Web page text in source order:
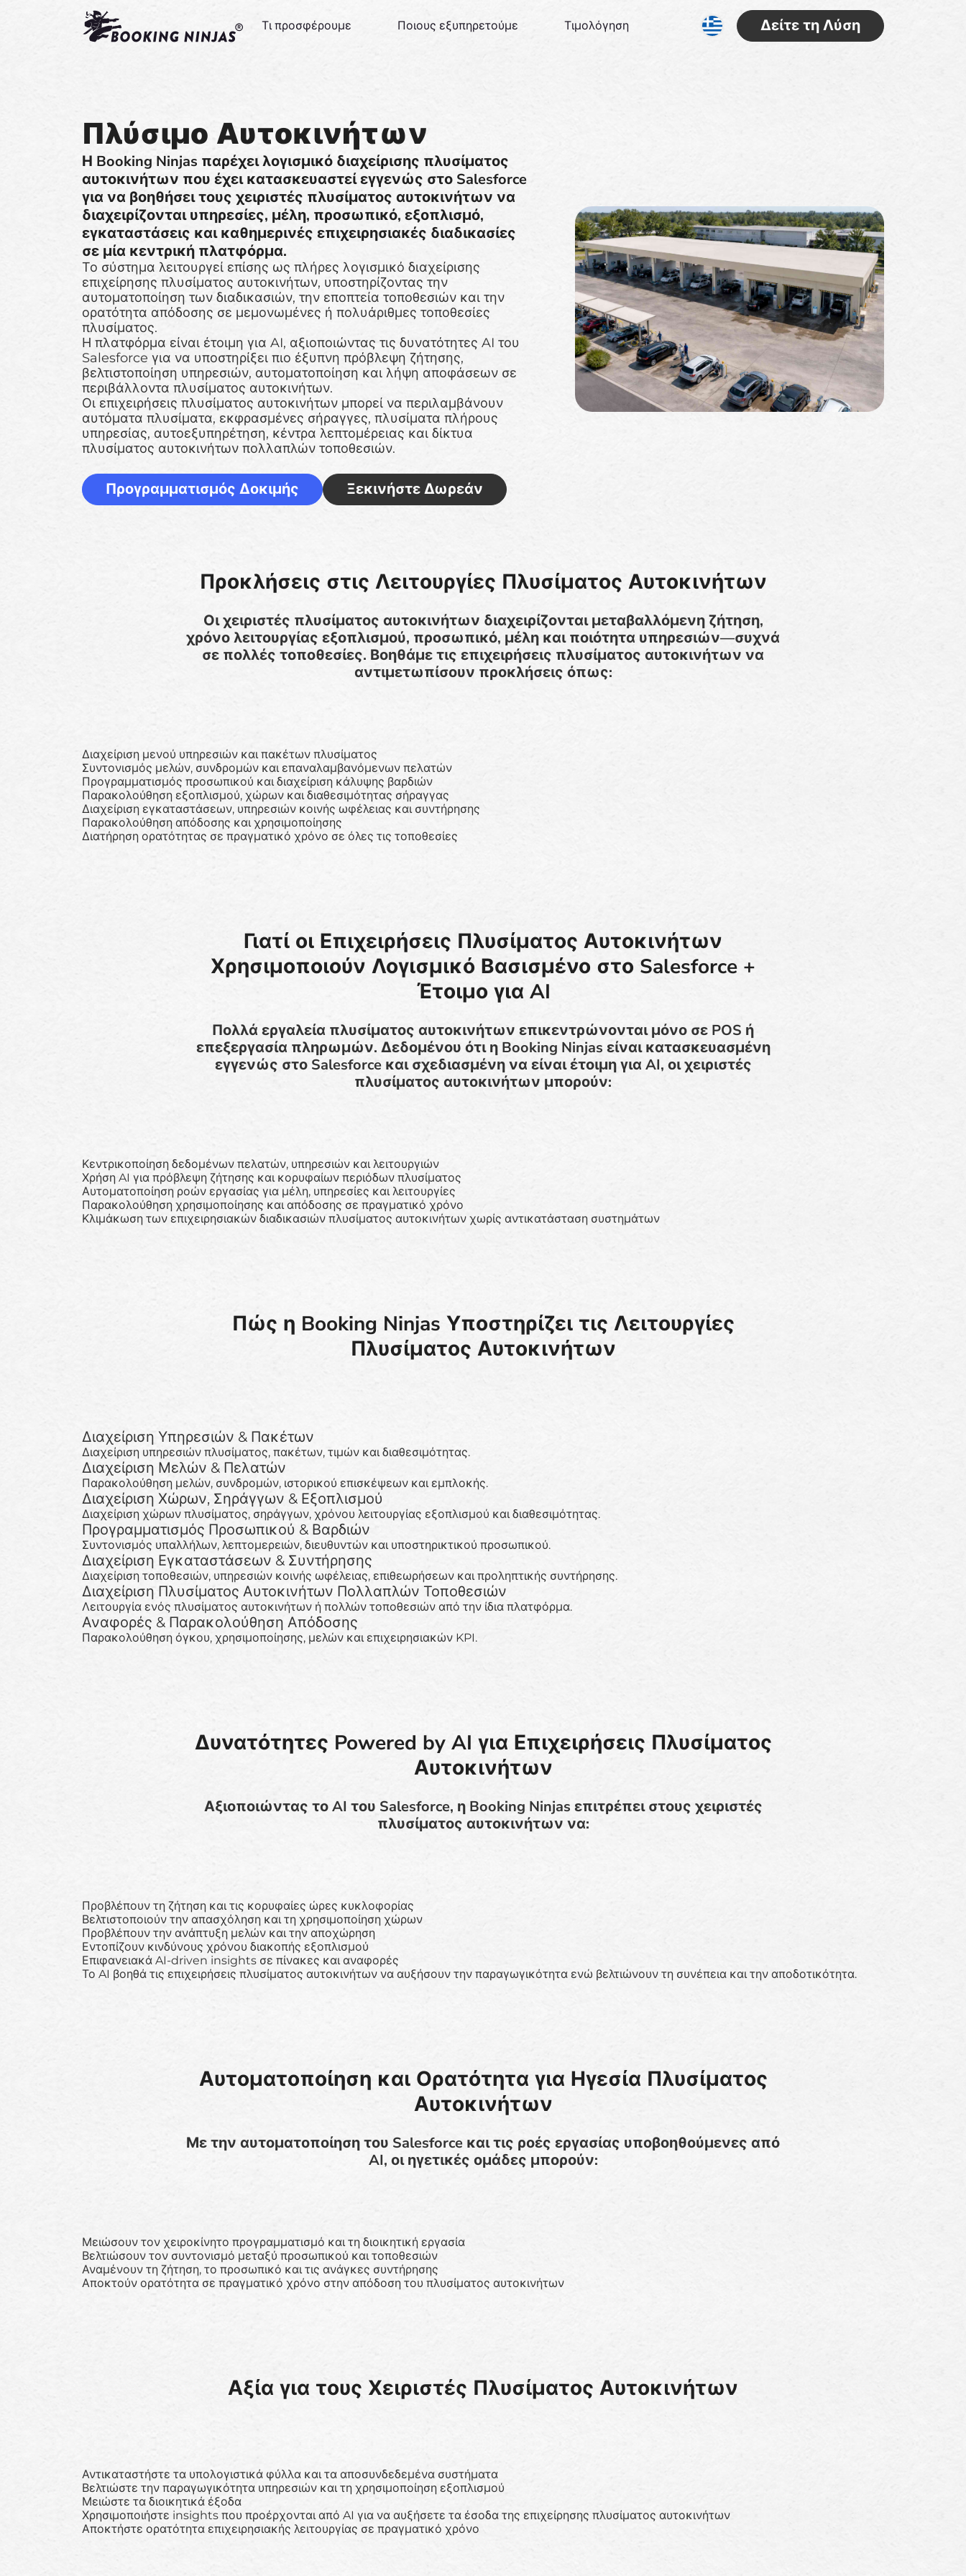
Δείτε τη Λύση
Τι προσφέρουμε Ποιους εξυπηρετούμε Τιμολόγηση
Πλύσιμο Αυτοκινήτων
Η Booking Ninjas παρέχει λογισμικό διαχείρισης πλυσίματος
αυτοκινήτων που έχει κατασκευαστεί εγγενώς στο Salesforce
για να βοηθήσει τους χειριστές πλυσίματος αυτοκινήτων να
διαχειρίζονται υπηρεσίες, μέλη, προσωπικό, εξοπλισμό,
εγκαταστάσεις και καθημερινές επιχειρησιακές διαδικασίες
σε μία κεντρική πλατφόρμα.
Το σύστημα λειτουργεί επίσης ως πλήρες λογισμικό διαχείρισης
επιχείρησης πλυσίματος αυτοκινήτων, υποστηρίζοντας την
αυτοματοποίηση των διαδικασιών, την εποπτεία τοποθεσιών και την
ορατότητα απόδοσης σε μεμονωμένες ή πολυάριθμες τοποθεσίες
πλυσίματος.
Η πλατφόρμα είναι έτοιμη για AI, αξιοποιώντας τις δυνατότητες AI του
Salesforce για να υποστηρίξει πιο έξυπνη πρόβλεψη ζήτησης,
βελτιστοποίηση υπηρεσιών, αυτοματοποίηση και λήψη αποφάσεων σε
περιβάλλοντα πλυσίματος αυτοκινήτων.
Οι επιχειρήσεις πλυσίματος αυτοκινήτων μπορεί να περιλαμβάνουν
αυτόματα πλυσίματα, εκφρασμένες σήραγγες, πλυσίματα πλήρους
υπηρεσίας, αυτοεξυπηρέτηση, κέντρα λεπτομέρειας και δίκτυα
πλυσίματος αυτοκινήτων πολλαπλών τοποθεσιών.
Προγραμματισμός Δοκιμής Ξεκινήστε Δωρεάν
Προκλήσεις στις Λειτουργίες Πλυσίματος Αυτοκινήτων
Οι χειριστές πλυσίματος αυτοκινήτων διαχειρίζονται μεταβαλλόμενη ζήτηση,
χρόνο λειτουργίας εξοπλισμού, προσωπικό, μέλη και ποιότητα υπηρεσιών—συχνά
σε πολλές τοποθεσίες. Βοηθάμε τις επιχειρήσεις πλυσίματος αυτοκινήτων να
αντιμετωπίσουν προκλήσεις όπως:
Διαχείριση μενού υπηρεσιών και πακέτων πλυσίματος
Συντονισμός μελών, συνδρομών και επαναλαμβανόμενων πελατών
Προγραμματισμός προσωπικού και διαχείριση κάλυψης βαρδιών
Παρακολούθηση εξοπλισμού, χώρων και διαθεσιμότητας σήραγγας
Διαχείριση εγκαταστάσεων, υπηρεσιών κοινής ωφέλειας και συντήρησης
Παρακολούθηση απόδοσης και χρησιμοποίησης
Διατήρηση ορατότητας σε πραγματικό χρόνο σε όλες τις τοποθεσίες
Γιατί οι Επιχειρήσεις Πλυσίματος Αυτοκινήτων
Χρησιμοποιούν Λογισμικό Βασισμένο στο Salesforce +
Έτοιμο για AI
Πολλά εργαλεία πλυσίματος αυτοκινήτων επικεντρώνονται μόνο σε POS ή
επεξεργασία πληρωμών. Δεδομένου ότι η Booking Ninjas είναι κατασκευασμένη
εγγενώς στο Salesforce και σχεδιασμένη να είναι έτοιμη για AI, οι χειριστές
πλυσίματος αυτοκινήτων μπορούν:
Κεντρικοποίηση δεδομένων πελατών, υπηρεσιών και λειτουργιών
Χρήση AI για πρόβλεψη ζήτησης και κορυφαίων περιόδων πλυσίματος
Αυτοματοποίηση ροών εργασίας για μέλη, υπηρεσίες και λειτουργίες
Παρακολούθηση χρησιμοποίησης και απόδοσης σε πραγματικό χρόνο
Κλιμάκωση των επιχειρησιακών διαδικασιών πλυσίματος αυτοκινήτων χωρίς αντικατάσταση συστημάτων
Πώς η Booking Ninjas Υποστηρίζει τις Λειτουργίες
Πλυσίματος Αυτοκινήτων
Διαχείριση Υπηρεσιών & Πακέτων
Διαχείριση υπηρεσιών πλυσίματος, πακέτων, τιμών και διαθεσιμότητας.
Διαχείριση Μελών & Πελατών
Παρακολούθηση μελών, συνδρομών, ιστορικού επισκέψεων και εμπλοκής.
Διαχείριση Χώρων, Σηράγγων & Εξοπλισμού
Διαχείριση χώρων πλυσίματος, σηράγγων, χρόνου λειτουργίας εξοπλισμού και διαθεσιμότητας.
Προγραμματισμός Προσωπικού & Βαρδιών
Συντονισμός υπαλλήλων, λεπτομερειών, διευθυντών και υποστηρικτικού προσωπικού.
Διαχείριση Εγκαταστάσεων & Συντήρησης
Διαχείριση τοποθεσιών, υπηρεσιών κοινής ωφέλειας, επιθεωρήσεων και προληπτικής συντήρησης.
Διαχείριση Πλυσίματος Αυτοκινήτων Πολλαπλών Τοποθεσιών
Λειτουργία ενός πλυσίματος αυτοκινήτων ή πολλών τοποθεσιών από την ίδια πλατφόρμα.
Αναφορές & Παρακολούθηση Απόδοσης
Παρακολούθηση όγκου, χρησιμοποίησης, μελών και επιχειρησιακών KPI.
Δυνατότητες Powered by AI για Επιχειρήσεις Πλυσίματος
Αυτοκινήτων
Αξιοποιώντας το AI του Salesforce, η Booking Ninjas επιτρέπει στους χειριστές
πλυσίματος αυτοκινήτων να:
Προβλέπουν τη ζήτηση και τις κορυφαίες ώρες κυκλοφορίας
Βελτιστοποιούν την απασχόληση και τη χρησιμοποίηση χώρων
Προβλέπουν την ανάπτυξη μελών και την αποχώρηση
Εντοπίζουν κινδύνους χρόνου διακοπής εξοπλισμού
Επιφανειακά AI-driven insights σε πίνακες και αναφορές
Το AI βοηθά τις επιχειρήσεις πλυσίματος αυτοκινήτων να αυξήσουν την παραγωγικότητα ενώ βελτιώνουν τη συνέπεια και την αποδοτικότητα.
Αυτοματοποίηση και Ορατότητα για Ηγεσία Πλυσίματος
Αυτοκινήτων
Με την αυτοματοποίηση του Salesforce και τις ροές εργασίας υποβοηθούμενες από
AI, οι ηγετικές ομάδες μπορούν:
Μειώσουν τον χειροκίνητο προγραμματισμό και τη διοικητική εργασία
Βελτιώσουν τον συντονισμό μεταξύ προσωπικού και τοποθεσιών
Αναμένουν τη ζήτηση, το προσωπικό και τις ανάγκες συντήρησης
Αποκτούν ορατότητα σε πραγματικό χρόνο στην απόδοση του πλυσίματος αυτοκινήτων
Αξία για τους Χειριστές Πλυσίματος Αυτοκινήτων
Αντικαταστήστε τα υπολογιστικά φύλλα και τα αποσυνδεδεμένα συστήματα
Βελτιώστε την παραγωγικότητα υπηρεσιών και τη χρησιμοποίηση εξοπλισμού
Μειώστε τα διοικητικά έξοδα
Χρησιμοποιήστε insights που προέρχονται από AI για να αυξήσετε τα έσοδα της επιχείρησης πλυσίματος αυτοκινήτων
Αποκτήστε ορατότητα επιχειρησιακής λειτουργίας σε πραγματικό χρόνο